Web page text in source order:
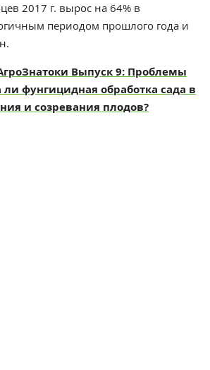
2017 г. вырос на 64% в
периодом прошлого года и
Выпуск 9: Проблемы
фунгицидная обработка сада в
и созревания плодов?